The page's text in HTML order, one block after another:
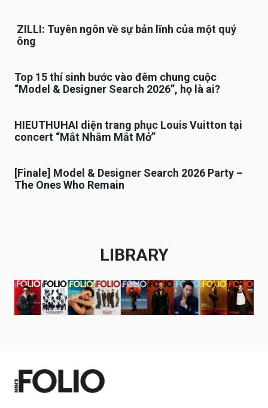
ZILLI: Tuyên ngôn về sự bản lĩnh của một quý
ông
Top 15 thí sinh bước vào đêm chung cuộc
“Model & Designer Search 2026”, họ là ai?
HIEUTHUHAI diện trang phục Louis Vuitton tại
concert “Mắt Nhắm Mắt Mở”
[Finale] Model & Designer Search 2026 Party –
The Ones Who Remain
LIBRARY